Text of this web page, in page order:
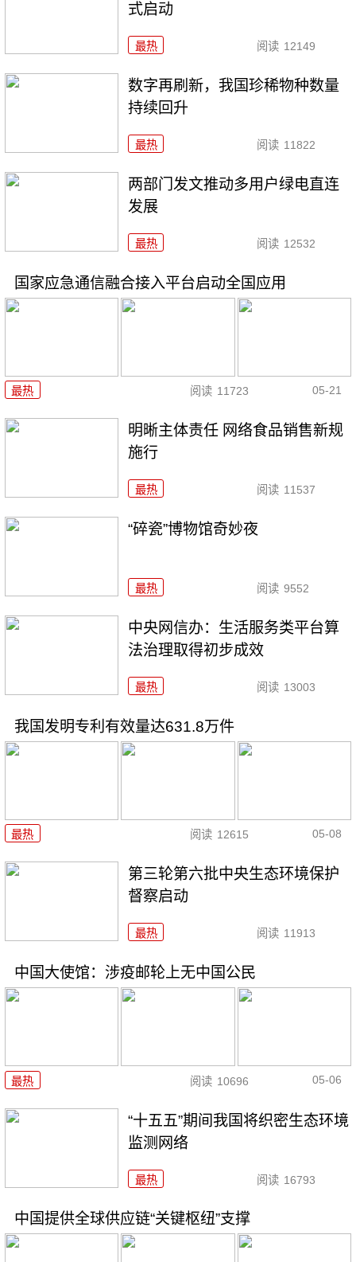
式启动
最热 阅读 12149
数字再刷新，我国珍稀物种数量
持续回升
最热 阅读 11822
两部门发文推动多用户绿电直连
发展
最热 阅读 12532
国家应急通信融合接入平台启动全国应用
最热 阅读 11723 05-21
明晰主体责任 网络食品销售新规
施行
最热 阅读 11537
“碎瓷”博物馆奇妙夜
最热 阅读 9552
中央网信办：生活服务类平台算
法治理取得初步成效
最热 阅读 13003
我国发明专利有效量达631.8万件
最热 阅读 12615 05-08
第三轮第六批中央生态环境保护
督察启动
最热 阅读 11913
中国大使馆：涉疫邮轮上无中国公民
最热 阅读 10696 05-06
“十五五”期间我国将织密生态环境
监测网络
最热 阅读 16793
中国提供全球供应链“关键枢纽”支撑